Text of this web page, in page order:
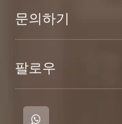
문의하기
팔로우